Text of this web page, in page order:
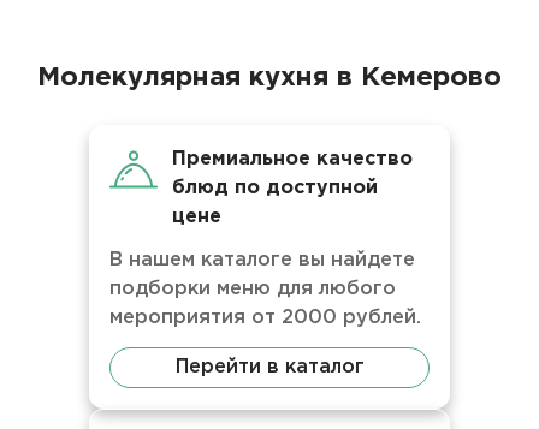
Молекулярная кухня в Кемерово
Премиальное качество
блюд по доступной
цене
В нашем каталоге вы найдете
подборки меню для любого
мероприятия от 2000 рублей.
Перейти в каталог